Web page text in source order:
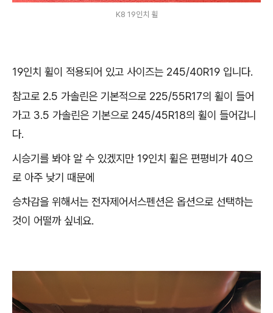
K8 19인치 휠
19인치 휠이 적용되어 있고 사이즈는 245/40R19 입니다.
참고로 2.5 가솔린은 기본적으로 225/55R17의 휠이 들어
가고 3.5 가솔린은 기본으로 245/45R18의 휠이 들어갑니
다.
시승기를 봐야 알 수 있겠지만 19인치 휠은 편평비가 40으
로 아주 낮기 때문에
승차감을 위해서는 전자제어서스펜션은 옵션으로 선택하는
것이 어떨까 싶네요.